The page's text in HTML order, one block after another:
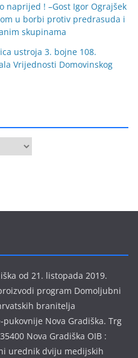
naprijed ! –Gost Igor Ograjšek
u borbi protiv predrasuda i
skupinama
ustroja 3. bojne 108.
Vrijednosti Domovinskog
od 21. listopada 2019.
program Domoljubni
branitelja
Nova Gradiška. Trg
Nova Gradiška OIB :
urednik dviju medijskih